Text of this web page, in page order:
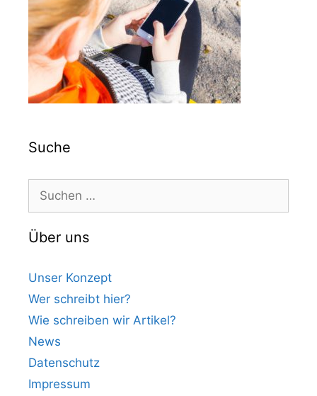
Suche
Suchen
nach:
Über uns
Unser Konzept
Wer schreibt hier?
Wie schreiben wir Artikel?
News
Datenschutz
Impressum